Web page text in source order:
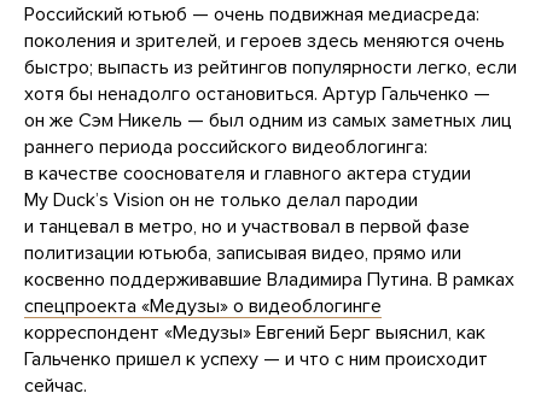
Российский ютьюб — очень подвижная медиасреда:
поколения и зрителей, и героев здесь меняются очень
быстро; выпасть из рейтингов популярности легко, если
хотя бы ненадолго остановиться. Артур Гальченко —
он же Сэм Никель — был одним из самых заметных лиц
раннего периода российского видеоблогинга:
в качестве сооснователя и главного актера студии
My Duckʼs Vision он не только делал пародии
и танцевал в метро, но и участвовал в первой фазе
политизации ютьюба, записывая видео, прямо или
косвенно поддерживавшие Владимира Путина. В рамках
спецпроекта «Медузы» о видеоблогинге
корреспондент «Медузы» Евгений Берг выяснил, как
Гальченко пришел к успеху — и что с ним происходит
сейчас.